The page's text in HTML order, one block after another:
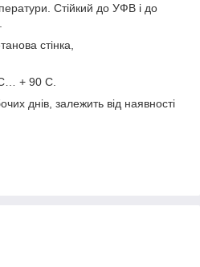
Стійкий до УФВ і до
стінка,
+ 90 С.
днів, залежить від наявності